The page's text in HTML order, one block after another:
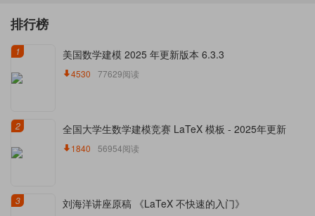
排行榜
1 美国数学建模 2025 年更新版本 6.3.3
4530 77629阅读
2 全国大学生数学建模竞赛 LaTeX 模板 - 2025年更新
1840 56954阅读
3 刘海洋讲座原稿 《LaTeX 不快速的入门》